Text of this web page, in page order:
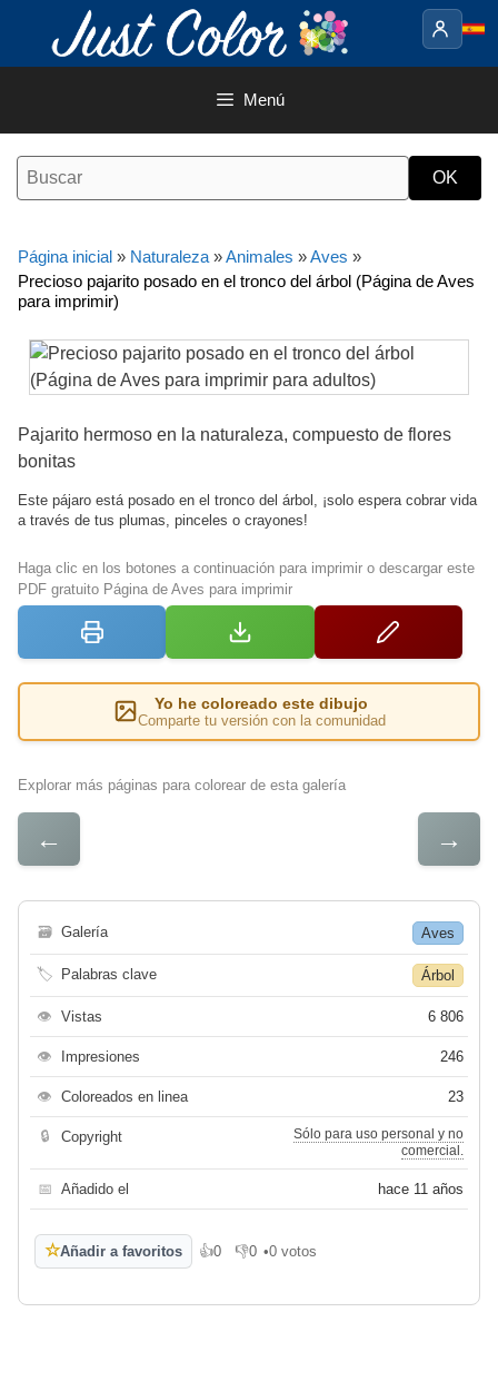
contenido
Menú
Página inicial » Naturaleza »Animales »Aves »
Precioso pajarito posado en el tronco del árbol (Página de Aves
para imprimir)
Pajarito hermoso en la naturaleza, compuesto de flores
bonitas
Este pájaro está posado en el tronco del árbol, ¡solo espera cobrar vida
a través de tus plumas, pinceles o crayones!
Haga clic en los botones a continuación para imprimir o descargar este
PDF gratuito Página de Aves para imprimir
Yo he coloreado este dibujo
Comparte tu versión con la comunidad
Explorar más páginas para colorear de esta galería
← →
🗃 Galería Aves
🏷 Palabras clave Árbol
👁 Vistas 6 806
👁 Impresiones 246
👁 Coloreados en linea 23
🔒 Copyright
Sólo para uso personal y no
comercial.
📅 Añadido el hace 11 años
☆Añadir a favoritos 👍0
Me gusta
👎0
No me gusta
•0 votos